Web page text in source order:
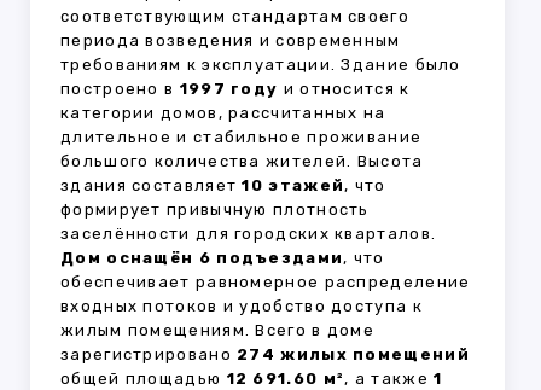
соответствующим стандартам своего
периода возведения и современным
требованиям к эксплуатации. Здание было
построено в 1997 году и относится к
категории домов, рассчитанных на
длительное и стабильное проживание
большого количества жителей. Высота
здания составляет10 этажей, что
формирует привычную плотность
заселённости для городских кварталов.
Дом оснащён 6 подъездами, что
обеспечивает равномерное распределение
входных потоков и удобство доступа к
жилым помещениям. Всего в доме
зарегистрировано 274 жилых помещений
общей площадью 12 691.60 м², а также1